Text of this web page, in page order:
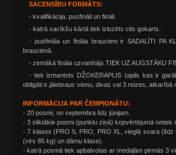
SACENSĪBU FORMĀTS:
- kvalifikācija, pusfināli un fināli.
- katrā sacīkšu kārtā tiek izlozēts cits gokarts.
- pusfināla un fināla braucieni ir SADALĪTI PA
braucienā.
- zemākā fināla uzvarētājs TIEK UZ AUGSTĀKU
- tiek izmantots DŽOKERAPLIS (aplis kas ir
obligāti ir jāiebrauc vienu, divas vai 3 reizes, atkarībā
INFORMĀCIJA PAR ČEMPIONĀTU:
- 20 posmi, no septembra līdz jūnijam.
- 3 sliktākie posmi (punktu ziņā) kopvērtējumā netiek
- 7 klases (PRO S, PRO, PRO XL, vieglā svara
(virs 85 kg) un dāmu klase).
- katrā posmā tiek apbalvotas ar medaļām pirmās 3